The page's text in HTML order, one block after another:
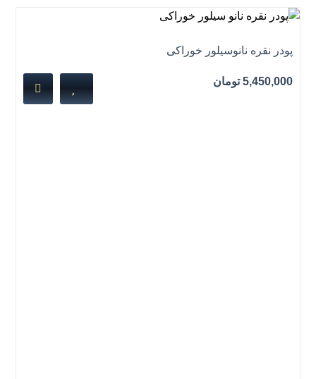
نمره
پودر نقره نانوسیلور خوراکی
5,450,000 تومان